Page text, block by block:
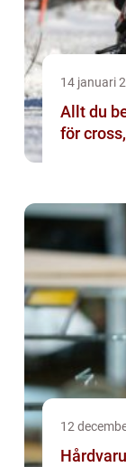
14 januari
Allt du
för
12